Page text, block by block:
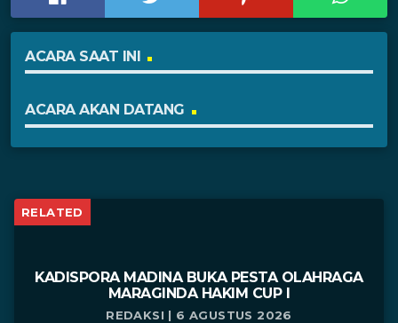
ACARA SAAT INI
ACARA AKAN DATANG
RELATED
KADISPORA MADINA BUKA PESTA OLAHRAGA
MARAGINDA HAKIM CUP I
REDAKSI | 6 AGUSTUS 2026